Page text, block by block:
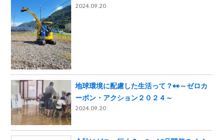
2024.09.20
地球環境に配慮した生活って？👀～ゼロカ
ーボン・アクション２０２４～
2024.09.20